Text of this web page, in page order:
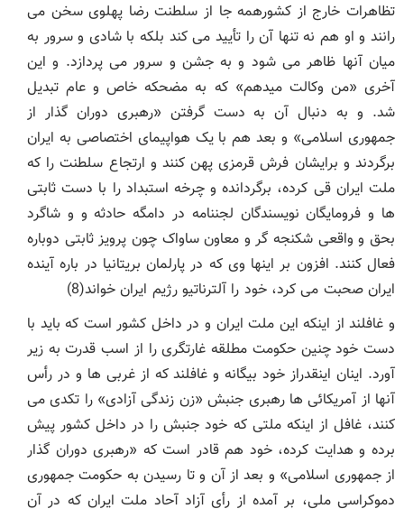
تظاهرات خارج از کشورهمه جا از سلطنت رضا پهلوی سخن می
رانند و او هم نه تنها آن را تأیید می کند بلکه با شادی و سرور به
میان آنها ظاهر می شود و به جشن و سرور می پردازد. و این
آخری «من وکالت میدهم» که به مضحکه خاص و عام تبدیل
شد. و به دنبال آن به دست گرفتن «رهبری دوران گذار از
جمهوری اسلامی» و بعد هم با یک هواپیمای اختصاصی به ایران
برگردند و برایشان فرش قرمزی پهن کنند و ارتجاع سلطنت را که
ملت ایران قی کرده، برگردانده و چرخه استبداد را با دست ثابتی
ها و فرومایگان نویسندگان لجننامه در دامگه حادثه و و شاگرد
بحق و واقعی شکنجه گر و معاون ساواک چون پرویز ثابتی دوباره
فعال کنند. افزون بر اینها وی که در پارلمان بریتانیا در باره آینده
ایران صحبت می کرد، خود را آلترناتیو رژیم ایران خواند(8)
و غافلند از اینکه این ملت ایران و در داخل کشور است که باید با
دست خود چنین حکومت مطلقه غارتگری را از اسب قدرت به زیر
آورد. اینان اینقدراز خود بیگانه و غافلند که از غربی ها و در رأس
آنها از آمریکائی ها رهبری جنبش «زن زندگی آزادی» را تکدی می
کنند، غافل از اینکه ملتی که خود جنبش را در داخل کشور پیش
برده و هدایت کرده، خود هم قادر است که «رهبری دوران گذار
از جمهوری اسلامی» و بعد از آن و تا رسیدن به حکومت جمهوری
دموکراسی ملی، بر آمده از رأی آزاد آحاد ملت ایران که در آن